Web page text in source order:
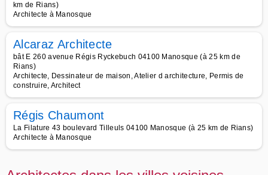
km de Rians)
Architecte à Manosque
Alcaraz Architecte
bât E 260 avenue Régis Ryckebuch 04100 Manosque (à 25 km de
Rians)
Architecte, Dessinateur de maison, Atelier d architecture, Permis de
construire, Architect
Régis Chaumont
La Filature 43 boulevard Tilleuls 04100 Manosque (à 25 km de Rians)
Architecte à Manosque